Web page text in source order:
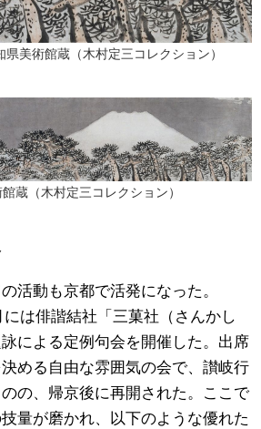
美術館蔵（木村定三コレクション）
蔵（木村定三コレクション）
活動も京都で活発になった。
は俳諧結社「三菓社（さんかし
による定例句会を開催した。出席
める自由な雰囲気の会で、讃岐行
の、帰京後に再開された。ここで
量が磨かれ、以下のような優れた